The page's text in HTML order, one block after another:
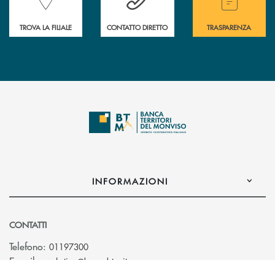
TROVA LA FILIALE CONTATTO DIRETTO TRASPARENZA
INFORMAZIONI
CONTATTI
Telefono: 01197300